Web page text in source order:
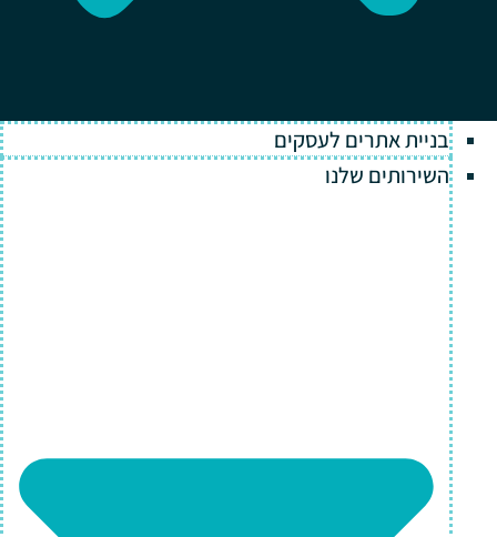
בניית אתרים לעסקים
השירותים שלנו